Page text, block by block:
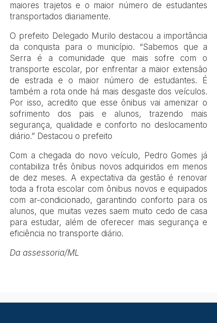
maiores trajetos e o maior número de estudantes
transportados diariamente.
O prefeito Delegado Murilo destacou a importância
da conquista para o município. “Sabemos que a
Serra é a comunidade que mais sofre com o
transporte escolar, por enfrentar a maior extensão
de estrada e o maior número de estudantes. É
também a rota onde há mais desgaste dos veículos.
Por isso, acredito que esse ônibus vai amenizar o
sofrimento dos pais e alunos, trazendo mais
segurança, qualidade e conforto no deslocamento
diário.” Destacou o prefeito
Com a chegada do novo veículo, Pedro Gomes já
contabiliza três ônibus novos adquiridos em menos
de dez meses. A expectativa da gestão é renovar
toda a frota escolar com ônibus novos e equipados
com ar-condicionado, garantindo conforto para os
alunos, que muitas vezes saem muito cedo de casa
para estudar, além de oferecer mais segurança e
eficiência no transporte diário.
Da assessoria/ML